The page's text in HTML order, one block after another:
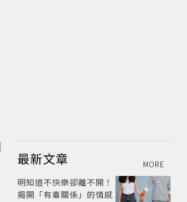
最新文章 MORE
明知道不快樂卻離不開！
揭開「有毒關係」的情感